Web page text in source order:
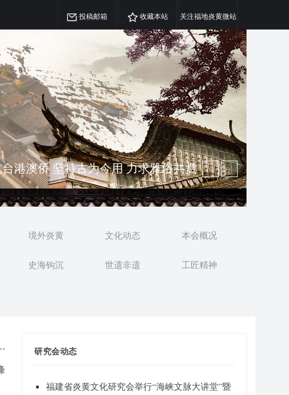
投稿邮箱 收藏本站 关注福地炎黄微站
族精神 介绍民族瑰宝 宣传中华精英
港澳侨 坚持古为今用 力求雅俗共赏
境外炎黄 文化动态 本会概况
史海钩沉 世遗非遗 工匠精神
研究会动态
福建省炎黄文化研究会举行“海峡文脉大讲堂”暨